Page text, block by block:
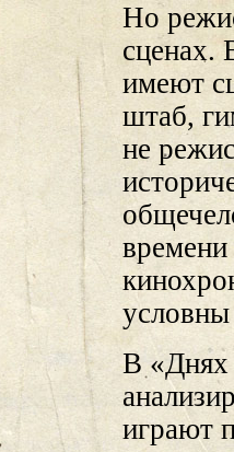
Но
сценах.
имеют
штаб,
не
В «Днях
играют